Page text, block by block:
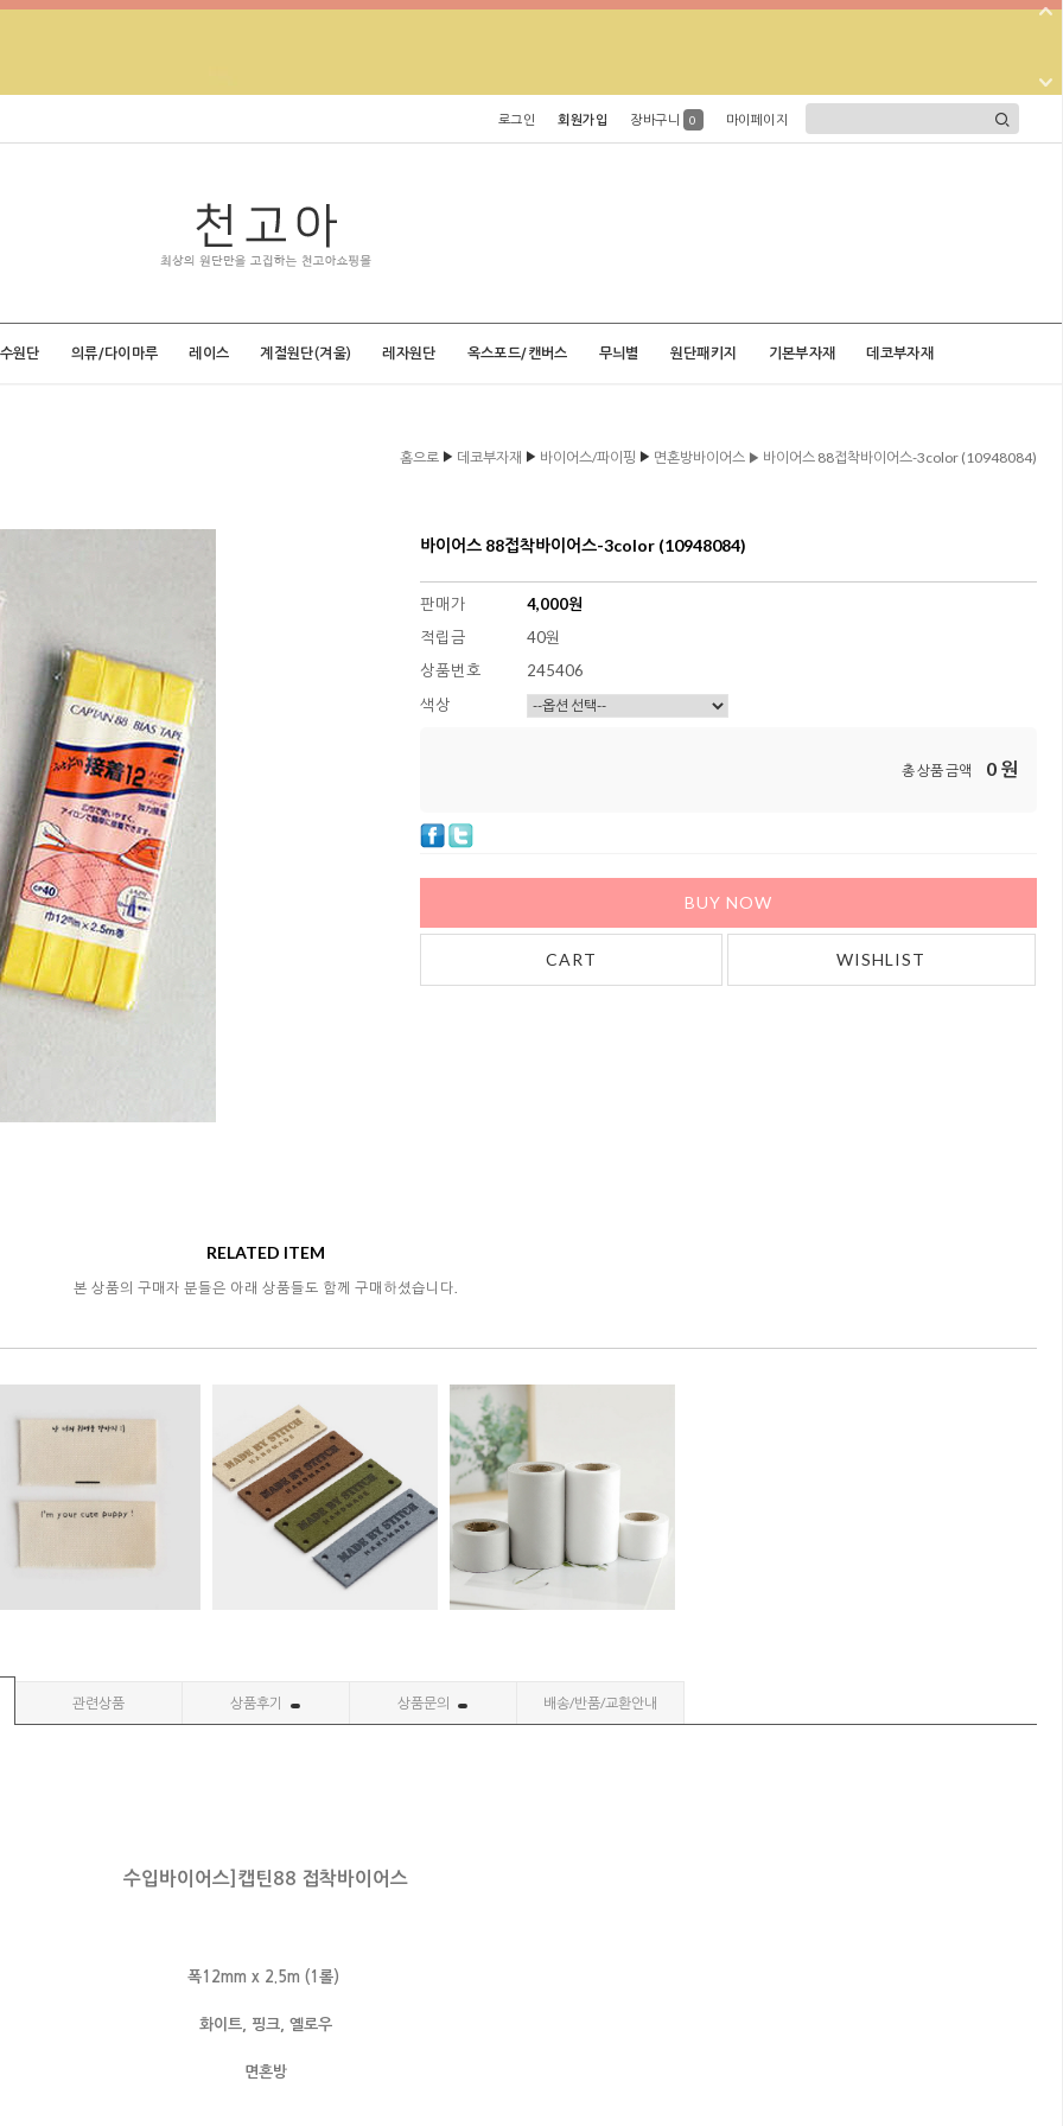
로그인 회원가입 장바구니 0 마이페이지
원단 의류/다이마루 레이스 계절원단(겨울) 레자원단 옥스포드/캔버스 무늬별 원단패키지 기본부자재 데코부자재
홈으로 ▶ 데코부자재 ▶ 바이어스/파이핑 ▶ 면혼방바이어스 ▶ 바이어스 88접착바이어스-3color (10948084)
바이어스 88접착바이어스-3color (10948084)
판매가 4,000원
적립금
40원
상품번호
245406
색상
총 상품 금액 0 원
BUY NOW
CART WISHLIST
RELATED ITEM
본 상품의 구매자 분들은 아래 상품들도 함께 구매하셨습니다.
관련상품 상품후기 상품문의 배송/반품/교환안내
수입바이어스]캡틴88 접착바이어스
폭12mm x 2.5m (1롤)
화이트, 핑크, 옐로우
면혼방